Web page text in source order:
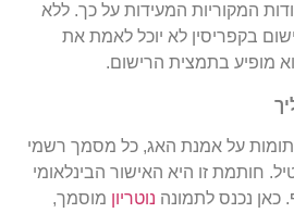
המקוריות המעידות על כך. ללא
בקפריסין לא יוכל לאמת את
מופיע בתמצית הרישום.
חתומות על אמנת האג, כל מסמך רשמי
חותמת זו היא האישור הבינלאומי
נכנס לתמונה נוטריון מוסמך,